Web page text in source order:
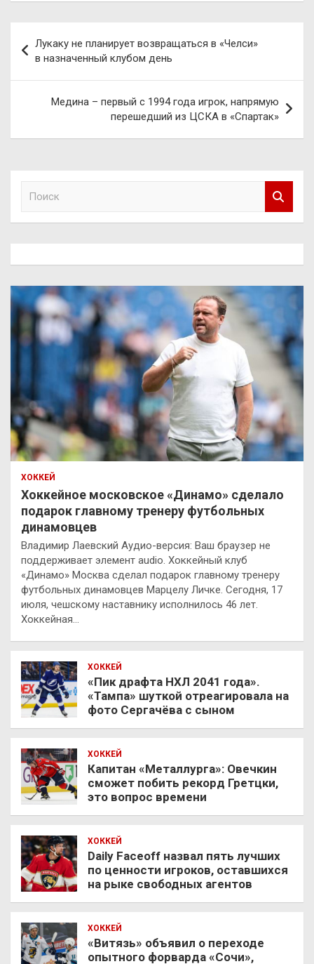
по
записям
Лукаку не планирует возвращаться в «Челси»
в назначенный клубом день
Медина – первый с 1994 года игрок, напрямую
перешедший из ЦСКА в «Спартак»
ХОККЕЙ
Хоккейное московское «Динамо» сделало
подарок главному тренеру футбольных
динамовцев
Владимир Лаевский Аудио-версия: Ваш браузер не
поддерживает элемент audio. Хоккейный клуб
«Динамо» Москва сделал подарок главному тренеру
футбольных динамовцев Марцелу Личке. Сегодня, 17
июля, чешскому наставнику исполнилось 46 лет.
Хоккейная…
ХОККЕЙ
«Пик драфта НХЛ 2041 года».
«Тампа» шуткой отреагировала на
фото Сергачёва с сыном
ХОККЕЙ
Капитан «Металлурга»: Овечкин
сможет побить рекорд Гретцки,
это вопрос времени
ХОККЕЙ
Daily Faceoff назвал пять лучших
по ценности игроков, оставшихся
на рыке свободных агентов
ХОККЕЙ
«Витязь» объявил о переходе
опытного форварда «Сочи»,